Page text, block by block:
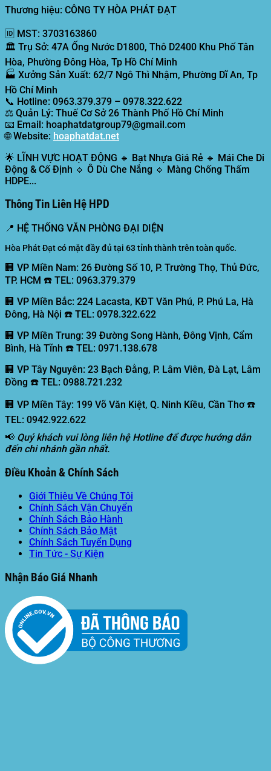
Thương hiệu: CÔNG TY HÒA PHÁT ĐẠT
🆔 MST: 3703163860
🏛️ Trụ Sở: 47A Ống Nước D1800, Thô D2400 Khu Phố Tân
Hòa, Phường Đông Hòa, Tp Hồ Chí Minh
🏭 Xưởng Sản Xuất: 62/7 Ngô Thì Nhậm, Phường Dĩ An, Tp
Hồ Chí Minh
📞 Hotline: 0963.379.379 – 0978.322.622
⚖️ Quản Lý: Thuế Cơ Sở 26 Thành Phố Hồ Chí Minh
📧 Email: hoaphatdatgroup79@gmail.com
🌐Website: hoaphatdat.net
🌟 LĨNH VỰC HOẠT ĐỘNG 🔹 Bạt Nhựa Giá Rẻ 🔹 Mái Che Di
Động & Cố Định 🔹 Ô Dù Che Nắng 🔹 Màng Chống Thấm
HDPE...
Thông Tin Liên Hệ HPD
📍 HỆ THỐNG VĂN PHÒNG ĐẠI DIỆN
Hòa Phát Đạt có mặt đầy đủ tại 63 tỉnh thành trên toàn quốc.
🏢 VP Miền Nam: 26 Đường Số 10, P. Trường Thọ, Thủ Đức,
TP. HCM ☎️ TEL: 0963.379.379
🏢 VP Miền Bắc: 224 Lacasta, KĐT Văn Phú, P. Phú La, Hà
Đông, Hà Nội ☎️ TEL: 0978.322.622
🏢 VP Miền Trung: 39 Đường Song Hành, Đông Vịnh, Cẩm
Bình, Hà Tĩnh ☎️ TEL: 0971.138.678
🏢 VP Tây Nguyên: 23 Bạch Đằng, P. Lâm Viên, Đà Lạt, Lâm
Đồng ☎️ TEL: 0988.721.232
🏢 VP Miền Tây: 199 Võ Văn Kiệt, Q. Ninh Kiều, Cần Thơ ☎️
TEL: 0942.922.622
📢 Quý khách vui lòng liên hệ Hotline để được hướng dẫn
đến chi nhánh gần nhất.
Điều Khoản & Chính Sách
Giới Thiệu Về Chúng Tôi
Chính Sách Vận Chuyển
Chính Sách Bảo Hành
Chính Sách Bảo Mật
Chính Sách Tuyển Dụng
Tin Tức - Sự Kiện
Nhận Báo Giá Nhanh